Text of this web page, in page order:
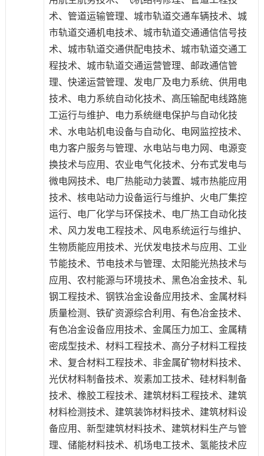
术、管道运输管理、城市轨道交通车辆技术、城
市轨道交通机电技术、城市轨道交通通信信号技
术、城市轨道交通供配电技术、城市轨道交通工
程技术、城市轨道交通运营管理、邮政通信管
理、快递运营管理、发电厂及电力系统、供用电
技术、电力系统自动化技术、高压输配电线路施
工运行与维护、电力系统继电保护与自动化技
术、水电站机电设备与自动化、电网监控技术、
电力客户服务与管理、水电站与电力网、电源变
换技术与应用、农业电气化技术、分布式发电与
微电网技术、电厂热能动力装置、城市热能应用
技术、核电站动力设备运行与维护、火电厂集控
运行、电厂化学与环保技术、电厂热工自动化技
术、风力发电工程技术、风电系统运行与维护、
生物质能应用技术、光伏发电技术与应用、工业
节能技术、节电技术与管理、太阳能光热技术与
应用、农村能源与环境技术、黑色冶金技术、轧
钢工程技术、钢铁冶金设备应用技术、金属材料
质量检测、铁矿资源综合利用、有色冶金技术、
有色冶金设备应用技术、金属压力加工、金属精
密成型技术、材料工程技术、高分子材料工程技
术、复合材料工程技术、非金属矿物材料技术、
光伏材料制备技术、炭素加工技术、硅材料制备
技术、橡胶工程技术、建筑材料工程技术、建筑
材料检测技术、建筑装饰材料技术、建筑材料设
备应用、新型建筑材料技术、建筑材料生产与管
理、储能材料技术、机场电工技术、氢能技术应